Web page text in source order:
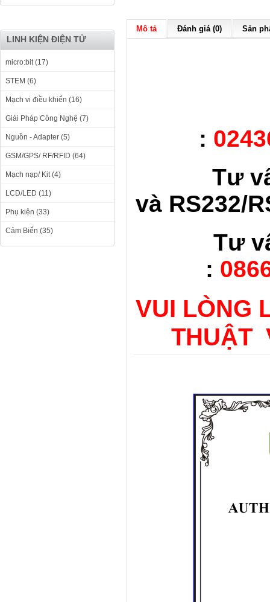
LINH KIỆN ĐIỆN TỬ
micro:bit (17)
STEM (6)
Mạch vi điều khiển (16)
Giải Pháp Công Nghệ (7)
Nguồn - Adapter (5)
GSM/GPS/ RF/RFID (64)
Mạch nạp/ Kit (4)
LCD/LED (11)
Phụ kiện (33)
Cảm Biến (35)
Mô tả Đánh giá (0) Sản
:
Tư
và RS232/
Tư
:
VUI LÒNG
THUẬT